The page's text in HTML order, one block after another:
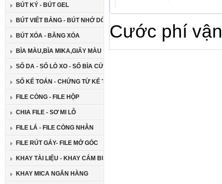
BÚT KÝ - BÚT GEL
BÚT VIẾT BẢNG - BÚT NHỚ DÒNG
BÚT XÓA - BĂNG XÓA
BÌA MÀU,BÌA MIKA,GIẤY MÀU CAO CẤP
SỔ DA - SỔ LÒ XO - SỔ BÌA CỨNG
SỔ KẾ TOÁN - CHỨNG TỪ KẾ TOÁN
FILE CÒNG - FILE HỘP
CHIA FILE - SƠ MI LỖ
FILE LÁ - FILE CÒNG NHẪN
FILE RÚT GÁY- FILE MỞ GÓC
KHAY TÀI LIỆU - KHAY CẮM BÚT
KHAY MICA NGÂN HÀNG
Cước phí